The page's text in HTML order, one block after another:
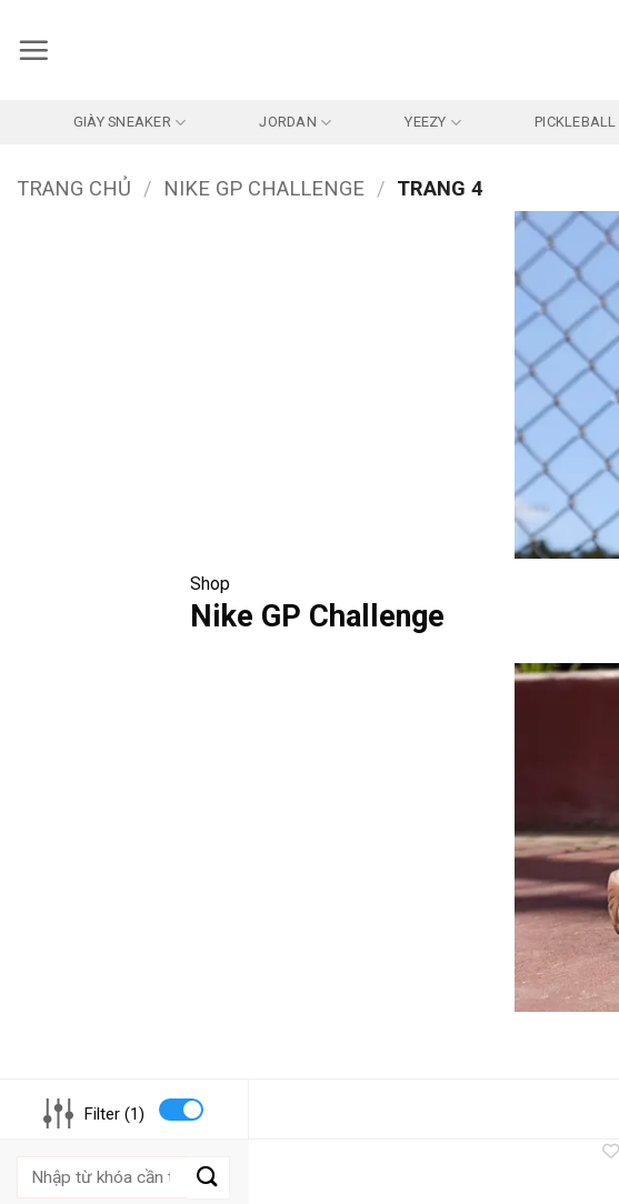
qua
GIÀY SNEAKER JORDAN YEEZY PICKLEBALL
TRANG CHỦ / NIKE GP CHALLENGE / TRANG 4
Shop
Nike GP Challenge
Filter (1)
Tìm
kiếm: